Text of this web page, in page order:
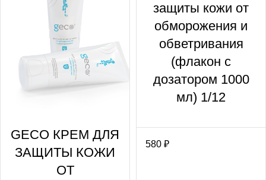
GECO КРЕМ ДЛЯ
ЗАЩИТЫ КОЖИ
ОТ
защиты кожи от
обморожения и
обветривания
(флакон с
дозатором 1000
мл) 1/12
580 ₽